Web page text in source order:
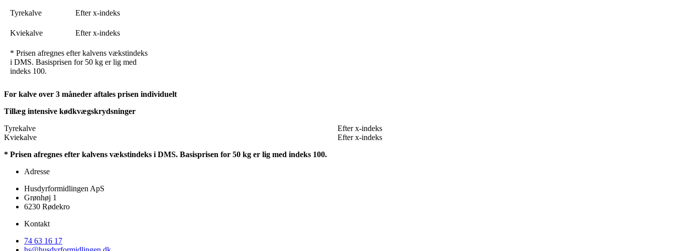
Tyrekalve Efter x-indeks
Kviekalve Efter x-indeks
* Prisen afregnes efter kalvens vækstindeks
i DMS. Basisprisen for 50 kg er lig med
indeks 100.
For kalve over 3 måneder aftales prisen individuelt
Tillæg intensive kødkvægskrydsninger
Tyrekalve
Efter x-indeks
Kviekalve
Efter x-indeks
* Prisen afregnes efter kalvens vækstindeks i DMS. Basisprisen for 50 kg er lig med indeks 100.
Adresse
Husdyrformidlingen ApS
Grønhøj 1
6230 Rødekro
Kontakt
74 63 16 17